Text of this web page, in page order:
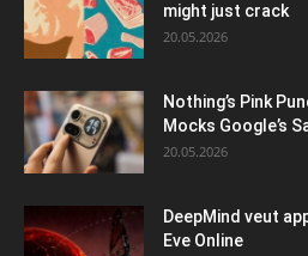
might just crack
20.05.2026
Nothing’s Pink
Mocks Google’s
20.05.2026
DeepMind veut
Eve Online